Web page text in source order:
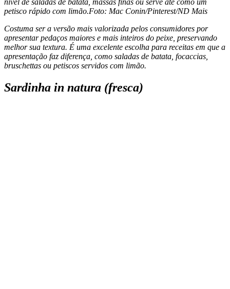
petisco rápido com limão.Foto: Mac Conin/Pinterest/ND Mais
Costuma ser a versão mais valorizada pelos consumidores por
apresentar pedaços maiores e mais inteiros do peixe, preservando
melhor sua textura. É uma excelente escolha para receitas em que a
apresentação faz diferença, como saladas de batata, focaccias,
bruschettas ou petiscos servidos com limão.
Sardinha in natura (fresca)